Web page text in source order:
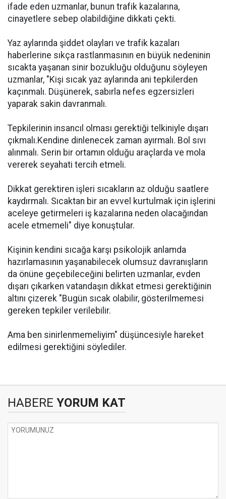
ifade eden uzmanlar, bunun trafik kazalarına,
cinayetlere sebep olabildiğine dikkati çekti.
Yaz aylarında şiddet olayları ve trafik kazaları
haberlerine sıkça rastlanmasının en büyük nedeninin
sıcakta yaşanan sinir bozukluğu olduğunu söyleyen
uzmanlar, "Kişi sıcak yaz aylarında ani tepkilerden
kaçınmalı. Düşünerek, sabırla nefes egzersizleri
yaparak sakin davranmalı.
Tepkilerinin insancıl olması gerektiği telkiniyle dışarı
çıkmalı.Kendine dinlenecek zaman ayırmalı. Bol sıvı
alınmalı. Serin bir ortamın olduğu araçlarda ve mola
vererek seyahati tercih etmeli.
Dikkat gerektiren işleri sıcakların az olduğu saatlere
kaydırmalı. Sıcaktan bir an evvel kurtulmak için işlerini
aceleye getirmeleri iş kazalarına neden olacağından
acele etmemeli" diye konuştular.
Kişinin kendini sıcağa karşı psikolojik anlamda
hazırlamasının yaşanabilecek olumsuz davranışların
da önüne geçebileceğini belirten uzmanlar, evden
dışarı çıkarken vatandaşın dikkat etmesi gerektiğinin
altını çizerek "Bugün sıcak olabilir, gösterilmemesi
gereken tepkiler verilebilir.
Ama ben sinirlenmemeliyim" düşüncesiyle hareket
edilmesi gerektiğini söylediler.
HABERE YORUM KAT